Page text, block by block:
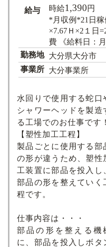
給与 時給1,390円
*月収例*21日稼
×7.67Ｈ×2１日
費 《給料日：
勤務地 大分県大分市
事業所 大分事業所
水回りで使用する蛇口
シャワーヘッドを製造
る工場でのお仕事です！
【塑性加工工程】
製品ごとに使用する部
の形が違うため、塑性
工装置に部品を投入し
部品の形を整えていく
程です。
仕事内容は・・・
部品の形を整える機
に、部品を投入しボタ